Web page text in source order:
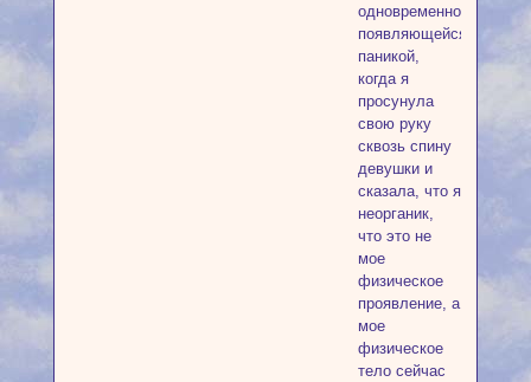
одновременно
появляющейся
паникой,
когда я
просунула
свою руку
сквозь спину
девушки и
сказала, что я
неорганик,
что это не
мое
физическое
проявление, а
мое
физическое
тело сейчас